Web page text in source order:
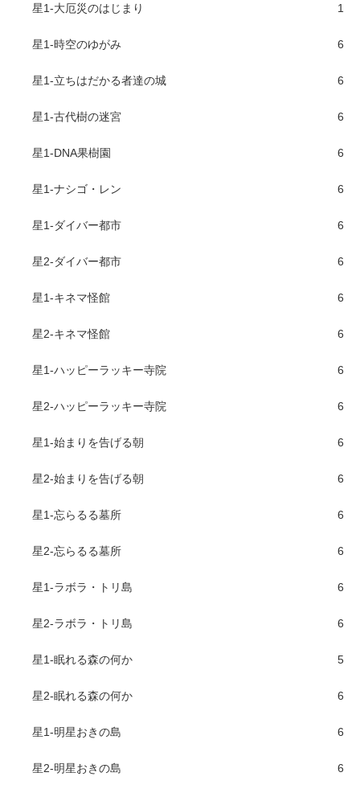
星1-大厄災のはじまり 1
星1-時空のゆがみ 6
星1-立ちはだかる者達の城 6
星1-古代樹の迷宮 6
星1-DNA果樹園 6
星1-ナシゴ・レン 6
星1-ダイバー都市 6
星2-ダイバー都市 6
星1-キネマ怪館 6
星2-キネマ怪館 6
星1-ハッピーラッキー寺院 6
星2-ハッピーラッキー寺院 6
星1-始まりを告げる朝 6
星2-始まりを告げる朝 6
星1-忘らるる墓所 6
星2-忘らるる墓所 6
星1-ラボラ・トリ島 6
星2-ラボラ・トリ島 6
星1-眠れる森の何か 5
星2-眠れる森の何か 6
星1-明星おきの島 6
星2-明星おきの島 6